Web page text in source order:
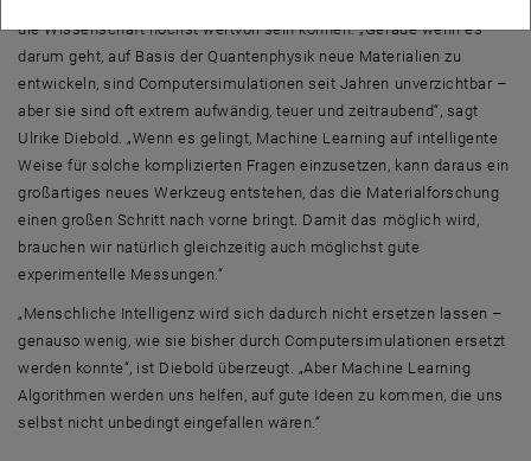
die Wissenschaft höchst wertvoll sein können: „Gerade wenn es
darum geht, auf Basis der Quantenphysik neue Materialien zu
entwickeln, sind Computersimulationen seit Jahren unverzichtbar –
aber sie sind oft extrem aufwändig, teuer und zeitraubend“, sagt
Ulrike Diebold. „Wenn es gelingt, Machine Learning auf intelligente
Weise für solche komplizierten Fragen einzusetzen, kann daraus ein
großartiges neues Werkzeug entstehen, das die Materialforschung
einen großen Schritt nach vorne bringt. Damit das möglich wird,
brauchen wir natürlich gleichzeitig auch möglichst gute
experimentelle Messungen.“
„Menschliche Intelligenz wird sich dadurch nicht ersetzen lassen –
genauso wenig, wie sie bisher durch Computersimulationen ersetzt
werden konnte“, ist Diebold überzeugt. „Aber Machine Learning
Algorithmen werden uns helfen, auf gute Ideen zu kommen, die uns
selbst nicht unbedingt eingefallen wären.“